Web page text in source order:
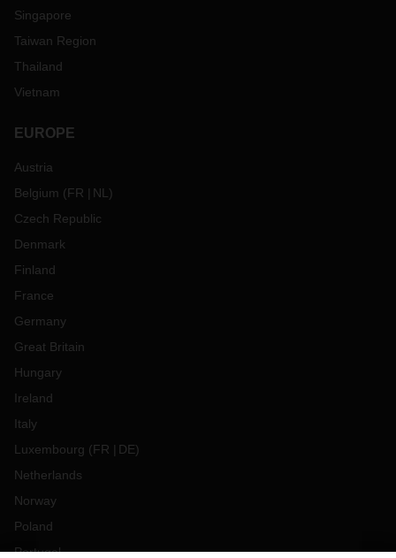
Singapore
Taiwan Region
Thailand
Vietnam
EUROPE
Austria
Belgium (FR NL )
Czech Republic
Denmark
Finland
France
Germany
Great Britain
Hungary
Ireland
Italy
Luxembourg (FR DE)
Netherlands
Norway
Poland
Portugal